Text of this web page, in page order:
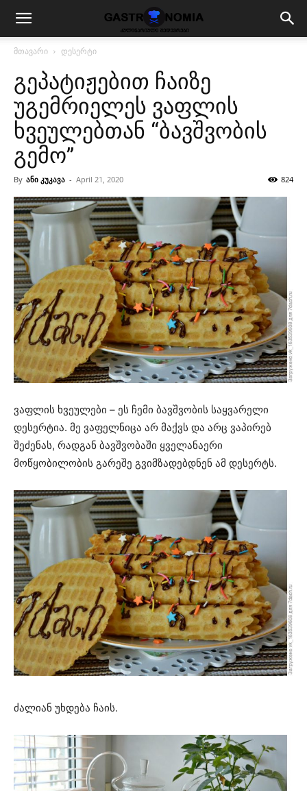
მთავარი დესერტი
გეპატიჟებით ჩაიზე
უგემრიელეს ვაფლის
ხვეულებთან “ბავშვობის
გემო”
By ანი კუკავა - April 21, 2020 824
ვაფლის ხვეულები – ეს ჩემი ბავშვობის საყვარელი
დესერტია. მე ვაფელნიცა არ მაქვს და არც ვაპირებ
შეძენას, რადგან ბავშვობაში ყველანაერი
მოწყობილობის გარეშე გვიმზადებდნენ ამ დესერტს.
ძალიან უხდება ჩაის.